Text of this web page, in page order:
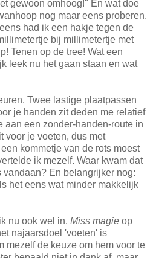
gewoon omhoog!" En wat doe
nog maar eens proberen.
had ik een hakje tegen de
bij millimetertje met
Tenen op de tree! Wat een
leek nu het gaan staan en wat
Twee lastige plaatpassen
je handen zit deden me relatief
aan een zonder-handen-route in
voor je voeten, dus met
kommetje van de rots moest
ik mezelf. Waar kwam dat
En belangrijker nog:
het eens wat minder makkelijk
nu ook wel in. Miss magie op
najaarsdoel 'voeten' is
mezelf de keuze om hem voor te